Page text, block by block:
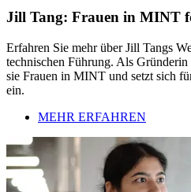
Jill Tang: Frauen in MINT
Erfahren Sie mehr über Jill Tangs
technischen Führung. Als
sie Frauen in MINT und setzt sich
ein.
MEHR ERFAHREN